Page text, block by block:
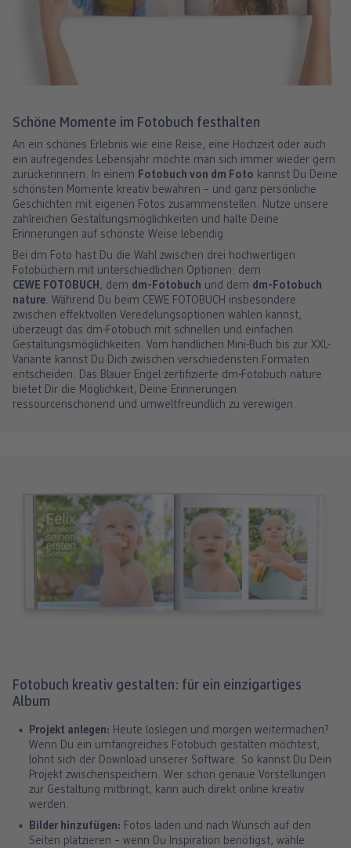
Schöne Momente im Fotobuch festhalten
An ein schönes Erlebnis wie eine Reise, eine Hochzeit oder auch
ein aufregendes Lebensjahr möchte man sich immer wieder gern
zurückerinnern. In einem Fotobuch von dm Foto kannst Du Deine
schönsten Momente kreativ bewahren – und ganz persönliche
Geschichten mit eigenen Fotos zusammenstellen. Nutze unsere
zahlreichen Gestaltungsmöglichkeiten und halte Deine
Erinnerungen auf schönste Weise lebendig.
Bei dm Foto hast Du die Wahl zwischen drei hochwertigen
Fotobüchern mit unterschiedlichen Optionen: dem
CEWE FOTOBUCH, dem dm-Fotobuch und dem dm-Fotobuch
nature. Während Du beim CEWE FOTOBUCH insbesondere
zwischen effektvollen Veredelungsoptionen wählen kannst,
überzeugt das dm-Fotobuch mit schnellen und einfachen
Gestaltungsmöglichkeiten. Vom handlichen Mini-Buch bis zur XXL-
Variante kannst Du Dich zwischen verschiedensten Formaten
entscheiden. Das Blauer Engel zertifizierte dm-Fotobuch nature
bietet Dir die Möglichkeit, Deine Erinnerungen
ressourcenschonend und umweltfreundlich zu verewigen.
Fotobuch kreativ gestalten: für ein einzigartiges
Album
Projekt anlegen: Heute loslegen und morgen weitermachen?
Wenn Du ein umfangreiches Fotobuch gestalten möchtest,
lohnt sich der Download unserer Software. So kannst Du Dein
Projekt zwischenspeichern. Wer schon genaue Vorstellungen
zur Gestaltung mitbringt, kann auch direkt online kreativ
werden.
Bilder hinzufügen: Fotos laden und nach Wunsch auf den
Seiten platzieren – wenn Du Inspiration benötigst, wähle